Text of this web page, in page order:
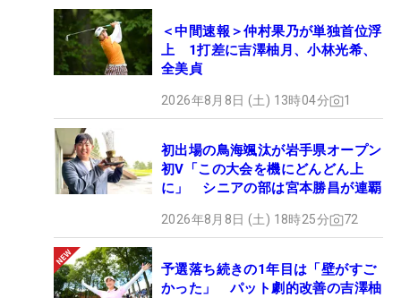
＜中間速報＞仲村果乃が単独首位浮
上 1打差に吉澤柚月、小林光希、
全美貞
2026年8月8日 (土) 13時04分 1
初出場の鳥海颯汰が岩手県オープン
初V「この大会を機にどんどん上
に」 シニアの部は宮本勝昌が連覇
2026年8月8日 (土) 18時25分 72
予選落ち続きの1年目は「壁がすご
かった」 パット劇的改善の吉澤柚